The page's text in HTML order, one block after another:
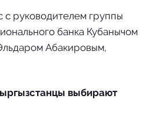
с руководителем группы
банка Кубанычом
Абакировым,
выбирают